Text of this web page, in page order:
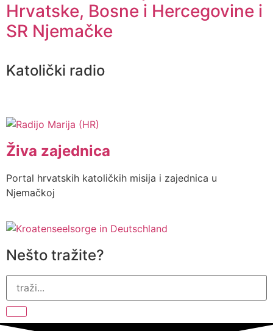
Hrvatske, Bosne i Hercegovine i
SR Njemačke
Katolički radio
Živa zajednica
Portal hrvatskih katoličkih misija i zajednica u
Njemačkoj
Nešto tražite?